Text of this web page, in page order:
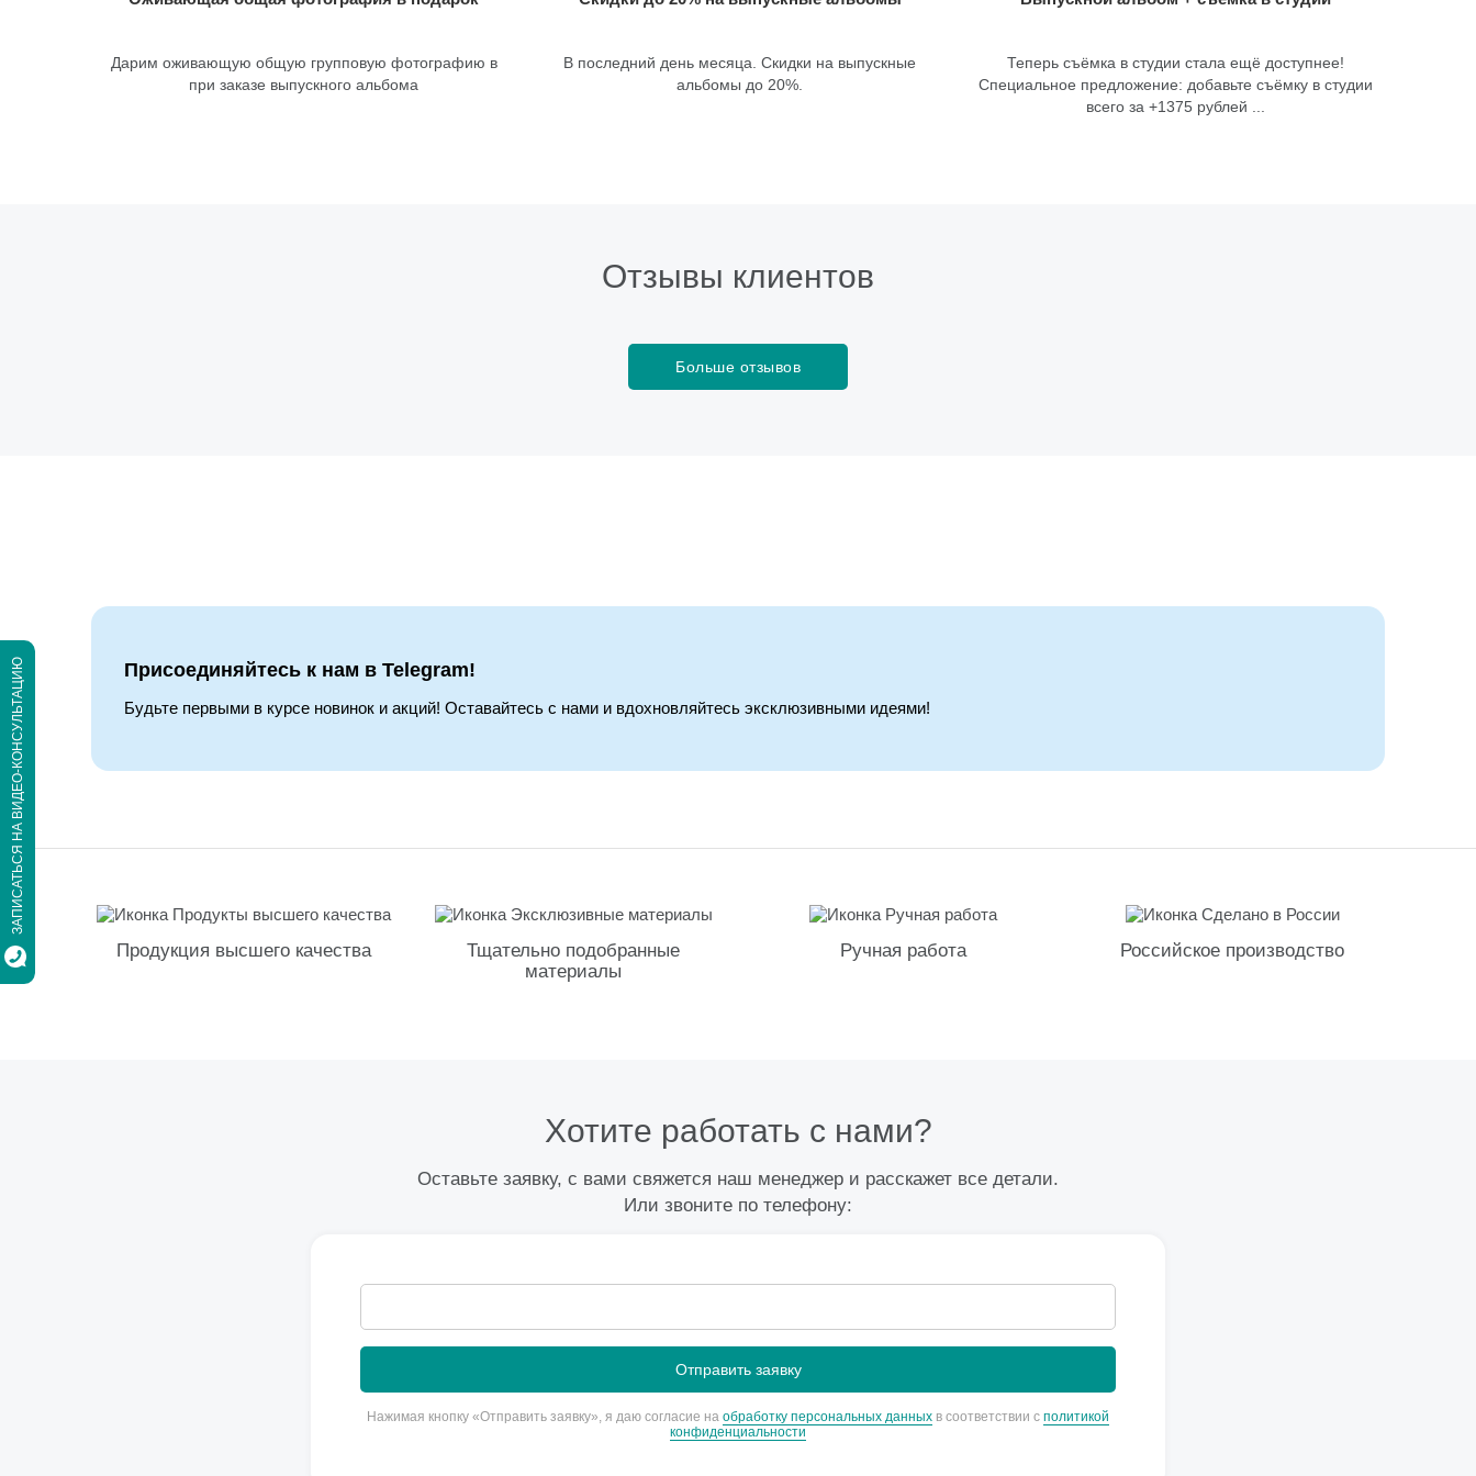
ЗАПИСАТЬСЯ НА ВИДЕО-КОНСУЛЬТАЦИЮ
Дарим оживающую общую групповую фотографию в
при заказе выпускного альбома
В последний день месяца. Скидки на выпускные
альбомы до 20%.
Теперь съёмка в студии стала ещё доступнее!
Специальное предложение: добавьте съёмку в студии
всего за +1375 рублей ...
Отзывы клиентов
Больше отзывов
Присоединяйтесь к нам в Telegram!
Будьте первыми в курсе новинок и акций! Оставайтесь с нами и вдохновляйтесь эксклюзивными идеями!
Продукция высшего качества
Тщательно подобранные
материалы
Ручная работа Российское производство
Хотите работать с нами?
Оставьте заявку, с вами свяжется наш менеджер и расскажет все детали.
Или звоните по телефону:
Нажимая кнопку «Отправить заявку», я даю согласие на обработку персональных данных в соответствии с политикой
конфиденциальности